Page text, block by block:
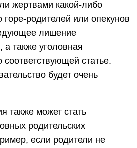
жертвами какой-либо
родителей или опекунов
лишение
а также уголовная
соответствующей статье.
будет очень
также может стать
родительских
если родители не